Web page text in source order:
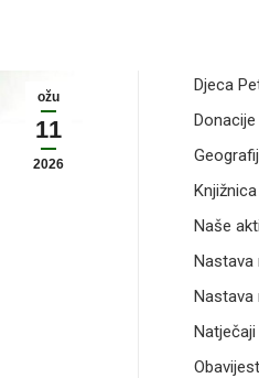
ožu
11
2026
Djeca
Donacije
Knjižnica
Naše
Nastava
Nastava
Natječaji